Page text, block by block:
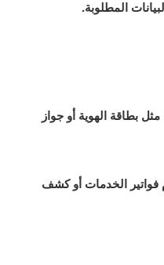
المطلوبة.
بطاقة الهوية أو جواز
فواتير الخدمات أو كشف